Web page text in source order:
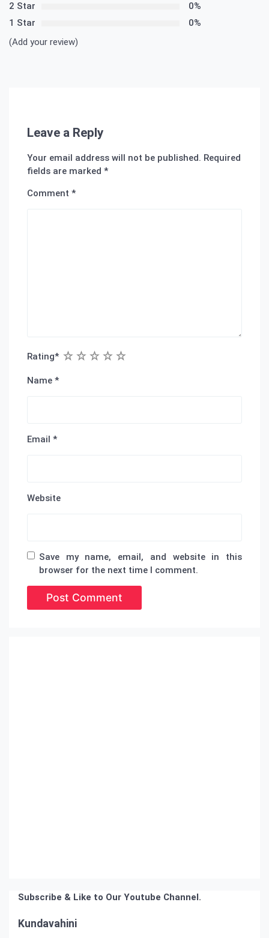
2 Star
0%
1 Star
0%
(Add your review)
Leave a Reply
Your email address will not be published. Required
fields are marked *
Comment *
Rating* 5
4
3
2
1
Name *
Email *
Website
Save my name, email, and website in this
browser for the next time I comment.
Subscribe & Like to Our Youtube Channel.
Kundavahini